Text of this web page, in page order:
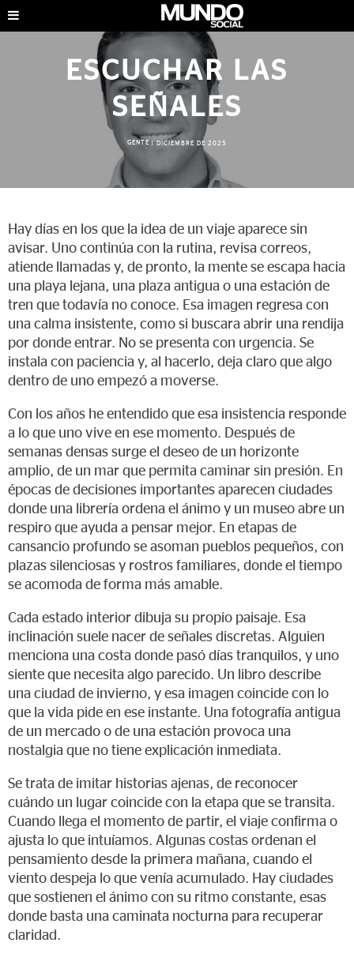
ESCUCHAR LAS
SEÑALES
GENTE |DICIEMBRE DE 2025
Hay días en los que la idea de un viaje aparece sin
avisar. Uno continúa con la rutina, revisa correos,
atiende llamadas y, de pronto, la mente se escapa hacia
una playa lejana, una plaza antigua o una estación de
tren que todavía no conoce. Esa imagen regresa con
una calma insistente, como si buscara abrir una rendija
por donde entrar. No se presenta con urgencia. Se
instala con paciencia y, al hacerlo, deja claro que algo
dentro de uno empezó a moverse.
Con los años he entendido que esa insistencia responde
a lo que uno vive en ese momento. Después de
semanas densas surge el deseo de un horizonte
amplio, de un mar que permita caminar sin presión. En
épocas de decisiones importantes aparecen ciudades
donde una librería ordena el ánimo y un museo abre un
respiro que ayuda a pensar mejor. En etapas de
cansancio profundo se asoman pueblos pequeños, con
plazas silenciosas y rostros familiares, donde el tiempo
se acomoda de forma más amable.
Cada estado interior dibuja su propio paisaje. Esa
inclinación suele nacer de señales discretas. Alguien
menciona una costa donde pasó días tranquilos, y uno
siente que necesita algo parecido. Un libro describe
una ciudad de invierno, y esa imagen coincide con lo
que la vida pide en ese instante. Una fotografía antigua
de un mercado o de una estación provoca una
nostalgia que no tiene explicación inmediata.
Se trata de imitar historias ajenas, de reconocer
cuándo un lugar coincide con la etapa que se transita.
Cuando llega el momento de partir, el viaje confirma o
ajusta lo que intuíamos. Algunas costas ordenan el
pensamiento desde la primera mañana, cuando el
viento despeja lo que venía acumulado. Hay ciudades
que sostienen el ánimo con su ritmo constante, esas
donde basta una caminata nocturna para recuperar
claridad.